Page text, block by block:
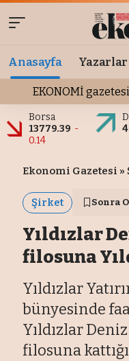
Anasayfa Yazarlar
EKONOMİ
Borsa
13779.39 -
0.14
Ekonomi Gazetesi »
Şirket Sonra
Yıldızlar
filosuna
Yıldızlar
bünyesinde
Yıldızlar
filosuna